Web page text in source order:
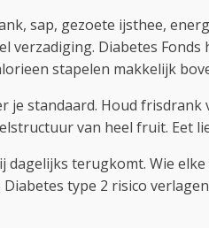
sap, gezoete ijsthee,
verzadiging. Diabetes
stapelen makkelijk
standaard. Houd
van heel fruit. Eet
terugkomt. Wie
type 2 risico